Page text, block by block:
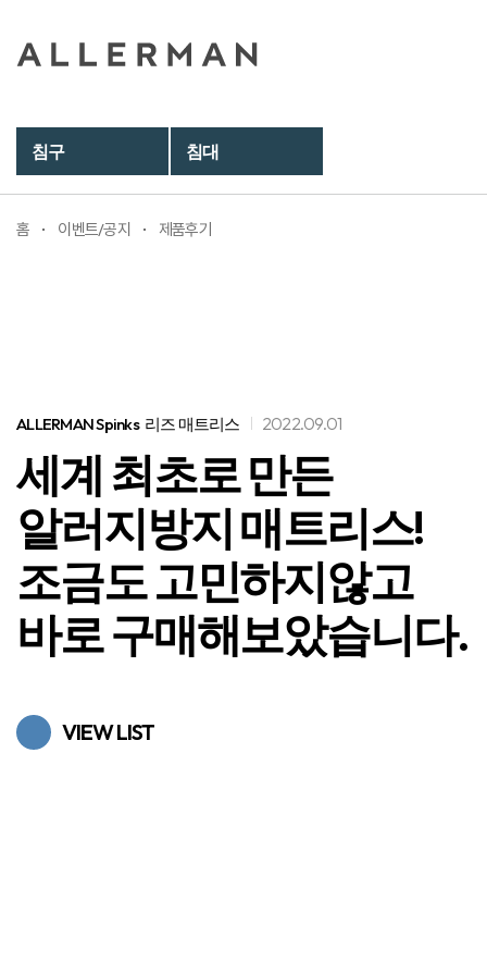
침구 침대
홈 이벤트/공지 제품후기
ALLERMAN Spinks​ 리즈 매트리스 2022.09.01
세계 최초로 만든
알러지방지 매트리스!
조금도 고민하지않고
바로 구매해보았습니다.
VIEW LIST